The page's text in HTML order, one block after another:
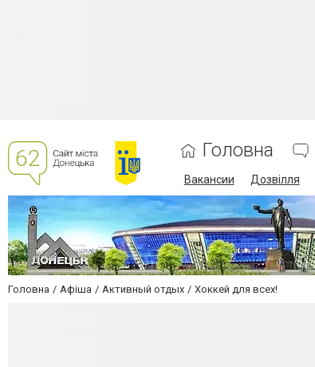
Головна
Вакансии Дозвілля
Головна Афіша Активный отдых Хоккей для всех!